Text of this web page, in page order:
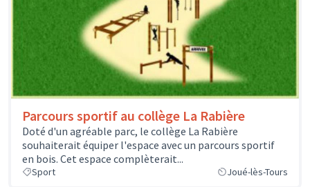
Parcours sportif au collège La Rabière
Doté d'un agréable parc, le collège La Rabière
souhaiterait équiper l'espace avec un parcours sportif
en bois. Cet espace complèterait...
Sport Joué-lès-Tours